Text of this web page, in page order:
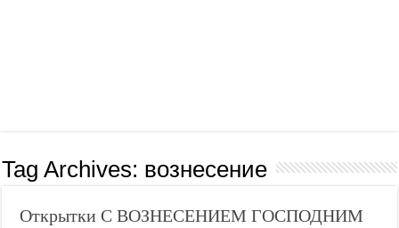
Tag Archives: вознесение
Открытки С ВОЗНЕСЕНИЕМ ГОСПОДНИМ